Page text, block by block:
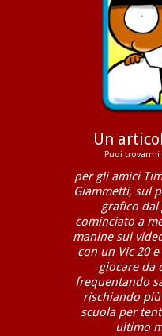
Un
Puoi
per gli amici
Giammetti, sul
grafico
cominciato a
manine sui
con un Vic 20
giocare da
frequentando
rischiando
scuola per
ultimo